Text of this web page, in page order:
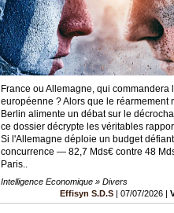
France ou Allemagne, qui commandera
européenne ? Alors que le réarmement
Berlin alimente un débat sur le
ce dossier décrypte les véritables
Si l'Allemagne déploie un budget
concurrence — 82,7 Mds€ contre 48
Paris..
Intelligence Economique » Divers
Effisyn S.D.S |07/07/2026 |